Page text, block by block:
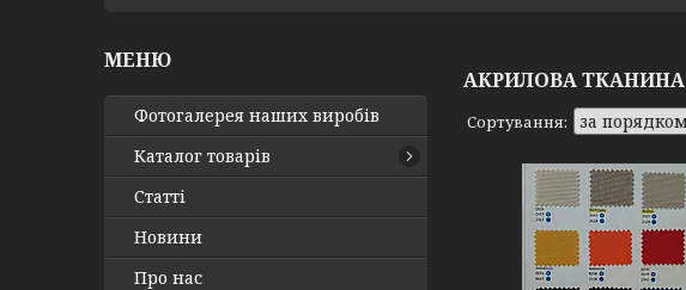
АКРИЛОВА ТКАНИНА
Фотогалерея наших виробів
Каталог товарів
Статті
Новини
Про нас